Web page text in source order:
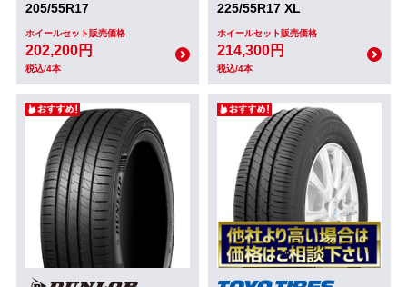
205/55R17
ホイールセット販売価格
202,200円
税込/4本
225/55R17 XL
ホイールセット販売価格
214,300円
税込/4本